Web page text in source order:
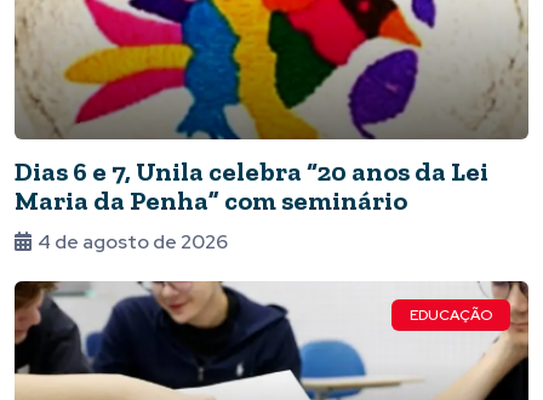
Dias 6 e 7, Unila celebra “20 anos da Lei
Maria da Penha” com seminário
4 de agosto de 2026
EDUCAÇÃO